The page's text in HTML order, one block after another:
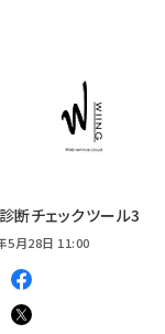
断チェックツール3
5月28日 11:00